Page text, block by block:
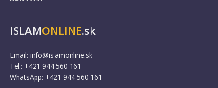
ISLAMONLINE.sk
Email: info@islamonline.sk
Tel.: +421 944 560 161
WhatsApp: +421 944 560 161